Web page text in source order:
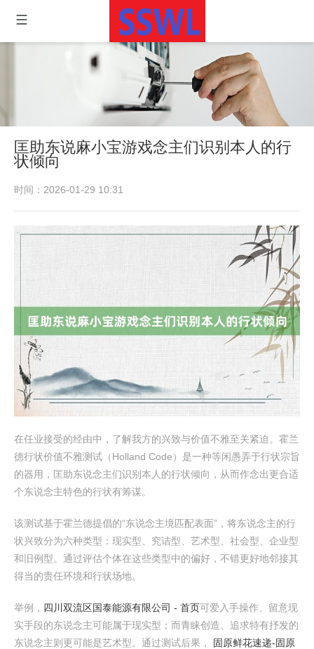
匡助东说麻小宝游戏念主们识别本人的行
状倾向
时间：2026-01-29 10:31
在任业接受的经由中，了解我方的兴致与价值不雅至关紧迫。霍兰
德行状价值不雅测试（Holland Code）是一种等闲愚弄于行状宗旨
的器用，匡助东说念主们识别本人的行状倾向，从而作念出更合适
个东说念主特色的行状有筹谋。
该测试基于霍兰德提倡的“东说念主境匹配表面”，将东说念主的行
状兴致分为六种类型：现实型、究诘型、艺术型、社会型、企业型
和旧例型。通过评估个体在这些类型中的偏好，不错更好地邻接其
得当的责任环境和行状场地。
举例， 四川双流区国泰能源有限公司 - 首页可爱入手操作、留意现
实手段的东说念主可能属于现实型；而青睐创造、追求特有抒发的
东说念主则更可能是艺术型。通过测试后果，
固原鲜花速递-固原